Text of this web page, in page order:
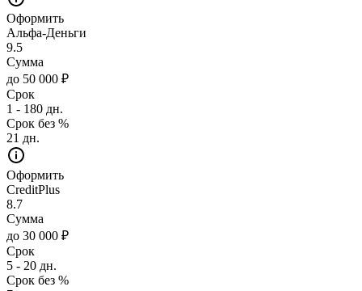
Оформить
Альфа-Деньги
9.5
Сумма
до 50 000 ₽
Срок
1 - 180 дн.
Срок без %
21 дн.
Оформить
CreditPlus
8.7
Сумма
до 30 000 ₽
Срок
5 - 20 дн.
Срок без %